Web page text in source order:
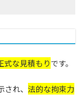
式な見積もりです。
れ、 法的な拘束力